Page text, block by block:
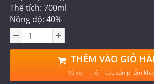
Thể tích: 700ml
Nồng độ: 40%
THÊM VÀO GIỎ
Và xem thêm các sản phẩm